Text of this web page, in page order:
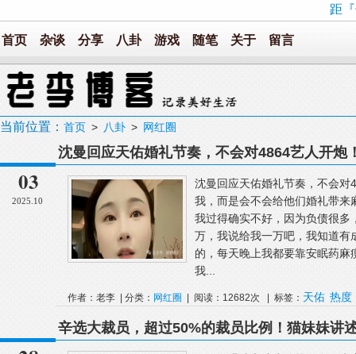
距
首页 杂谈 分享 八卦 游戏 随笔 关于 留言
当前位置： 首页 > 八卦 > 网红圈
03
2025.10
沈曼回应天佑婚礼节奏，不会对4864艺人开炮
货卖不出去，PK没人敢给你刷礼物！
沈曼回应天佑婚礼节奏，不会
我，而是会不会给他们婚礼带
我过得确实不好，因为负债很
万，我说给我一万吧，我知道
的，每天晚上我都要靠安眠药
我...
作者：老李 | 分类： 网红圈 | 阅读：12682次 | 标签： 天佑 热度
辛选大裁员，超过50%的裁员比例！猫妹妹讲
理就爬上了床！某顶流网红7月在新加坡赌场